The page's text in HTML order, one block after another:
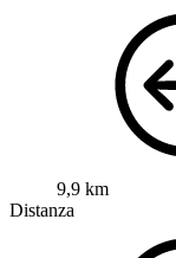
9,9 km
Distanza